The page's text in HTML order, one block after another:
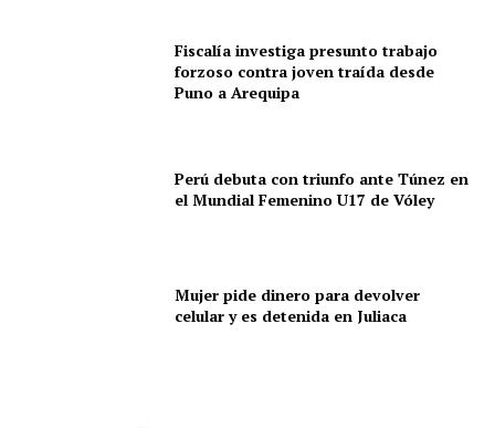
Fiscalía investiga presunto trabajo
forzoso contra joven traída desde
Puno a Arequipa
Perú debuta con triunfo ante Túnez en
el Mundial Femenino U17 de Vóley
Mujer pide dinero para devolver
celular y es detenida en Juliaca